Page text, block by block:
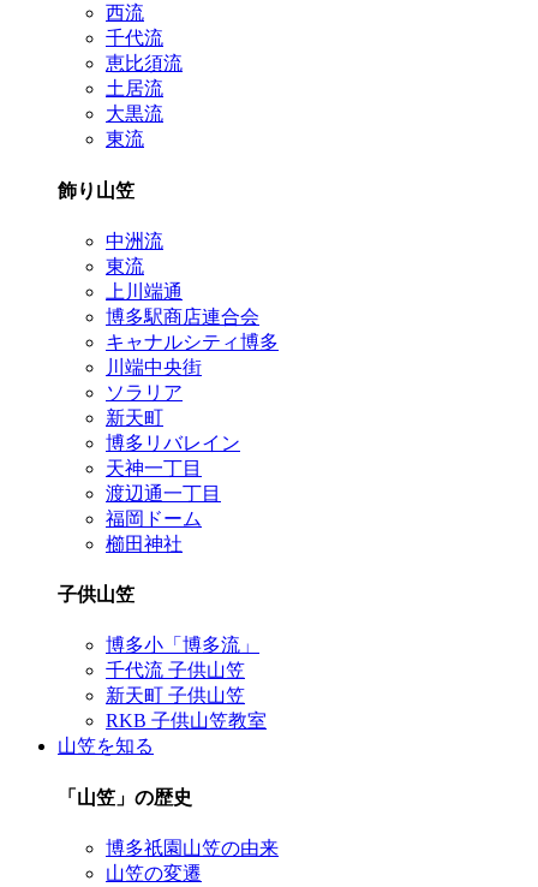
西流
千代流
恵比須流
土居流
大黒流
東流
飾り山笠
中洲流
東流
上川端通
博多駅商店連合会
キャナルシティ博多
川端中央街
ソラリア
新天町
博多リバレイン
天神一丁目
渡辺通一丁目
福岡ドーム
櫛田神社
子供山笠
博多小「博多流」
千代流 子供山笠
新天町 子供山笠
RKB 子供山笠教室
山笠を知る
「山笠」の歴史
博多祇園山笠の由来
山笠の変遷